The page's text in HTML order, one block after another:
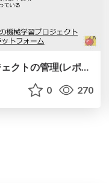
ClearMLで行うAIプロジェクトの管理(レポート,最適化,再現,デプロイ,オーケストレーション)
0 270